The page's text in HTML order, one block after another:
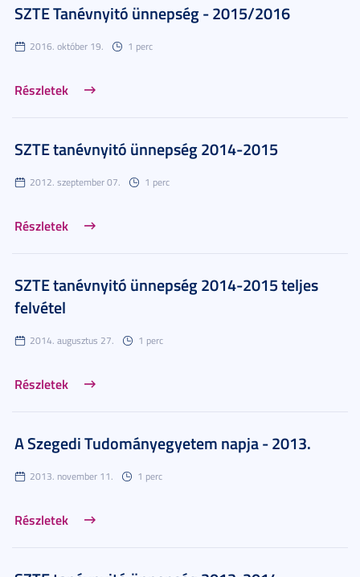
SZTE Tanévnyitó ünnepség - 2015/2016
2016. október 19. 1 perc
Részletek
SZTE tanévnyitó ünnepség 2014-2015
2012. szeptember 07. 1 perc
Részletek
SZTE tanévnyitó ünnepség 2014-2015 teljes
felvétel
2014. augusztus 27. 1 perc
Részletek
A Szegedi Tudományegyetem napja - 2013.
2013. november 11. 1 perc
Részletek